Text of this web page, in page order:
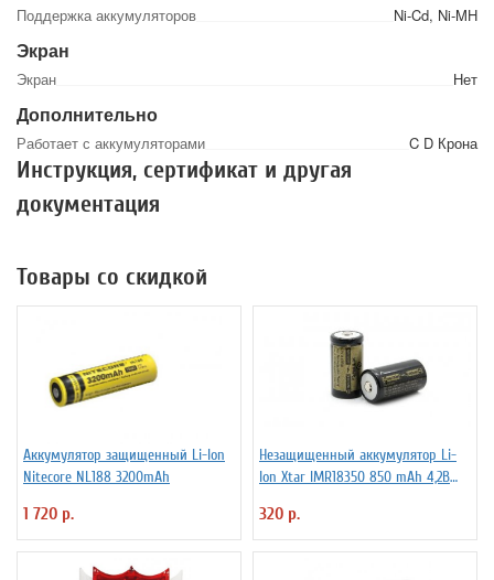
Поддержка аккумуляторов Ni-Cd, Ni-MH
Экран
Экран Нет
Дополнительно
Работает с аккумуляторами C D Крона
Инструкция, сертификат и другая
документация
Товары со скидкой
Аккумулятор защищенный Li-Ion
Niteсore NL188 3200mAh
1 720 р.
Незащищенный аккумулятор Li-
Ion Xtar IMR18350 850 mAh 4,2В
320 р.